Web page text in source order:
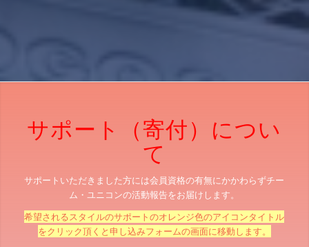
サポート（寄付）につい
て
サポートいただきました方には会員資格の有無にかかわらずチー
ム・ユニコンの活動報告をお届けします。
希望されるスタイルのサポートのオレンジ色のアイコンタイトル
をクリック頂くと申し込みフォームの画面に移動します。